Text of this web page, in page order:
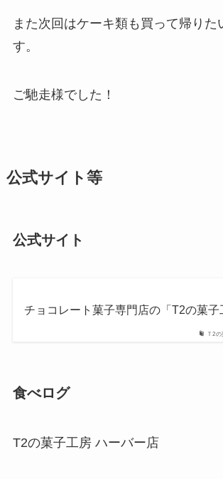
また次回はケーキ類も買って帰りた
す。
ご馳走様でした！
公式サイト等
公式サイト
Ｔ2
チョコレート菓子専門店の「T2の菓子
食べログ
T2の菓子工房 ハーバー店